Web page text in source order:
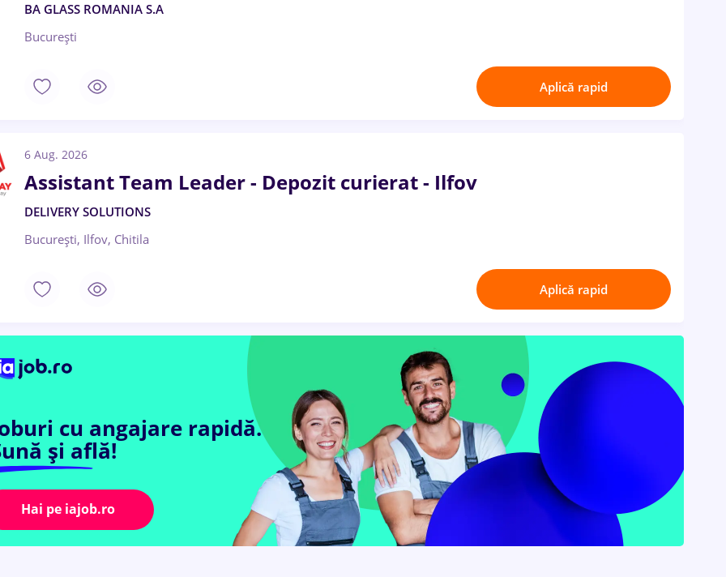
BA GLASS ROMANIA S.A
București
Aplică rapid
6 Aug. 2026
Assistant Team Leader - Depozit curierat - Ilfov
DELIVERY SOLUTIONS
București, Ilfov, Chitila
Aplică rapid
cu angajare rapidă.
și află!
Hai pe iajob.ro